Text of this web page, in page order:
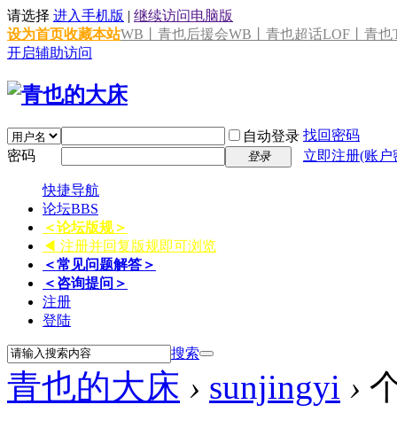
请选择 进入手机版 | 继续访问电脑版
设为首页收藏本站WB丨青也后援会WB丨青也超话LOF丨青也
开启辅助访问
自动登录 找回密码
密码
登录 立即注册(账
快捷导航
论坛BBS
＜论坛版规＞
◀ 注册并回复版规即可浏览
＜常见问题解答＞
＜咨询提问＞
注册
登陆
搜索
青也的大床 › sunjingyi ›